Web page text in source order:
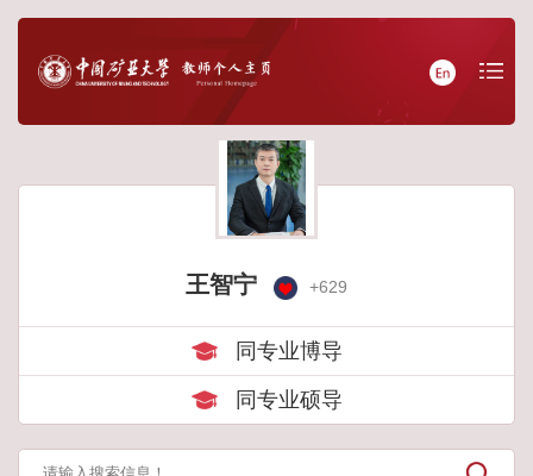
王智宁 +629
同专业博导
同专业硕导